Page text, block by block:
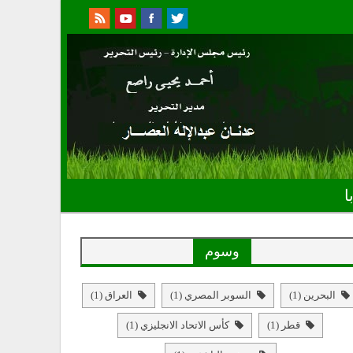
وسوم
البحرين (1) السوبر المصري (1) العراق (1)
قطر (1) كأس الاتحاد الانجليزي (1)